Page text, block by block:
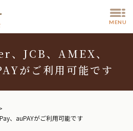
MENU
JCB、AMEX、
がご利用可能です
、auPAYがご利用可能です